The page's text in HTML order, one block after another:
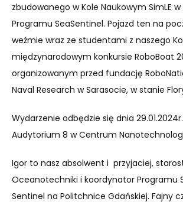
zbudowanego w Kole Naukowym SimLE
Programu SeaSentinel. Pojazd ten na
weźmie wraz ze studentami z naszego
międzynarodowym konkursie RoboBoat
organizowanym przed fundację
Naval Research w Sarasocie, w stanie
Wydarzenie odbędzie się dnia 29.01.2024r.
Audytorium 8 w Centrum
Igor to nasz absolwent i przyjaciej,
Oceanotechniki i koordynator Programu
Sentinel na Politchnice Gdańskiej. Fajny